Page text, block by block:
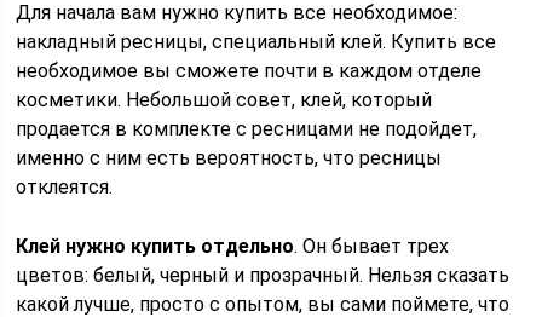
Для начала вам нужно купить все необходимое:
накладный ресницы, специальный клей. Купить все
необходимое вы сможете почти в каждом отделе
косметики. Небольшой совет, клей, который
продается в комплекте с ресницами не подойдет,
именно с ним есть вероятность, что ресницы
отклеятся.
Клей нужно купить отдельно. Он бывает трех
цветов: белый, черный и прозрачный. Нельзя сказать
какой лучше, просто с опытом, вы сами поймете, что